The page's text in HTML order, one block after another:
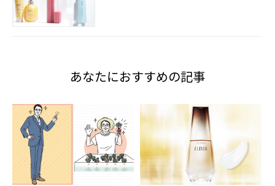
あなたにおすすめの記事